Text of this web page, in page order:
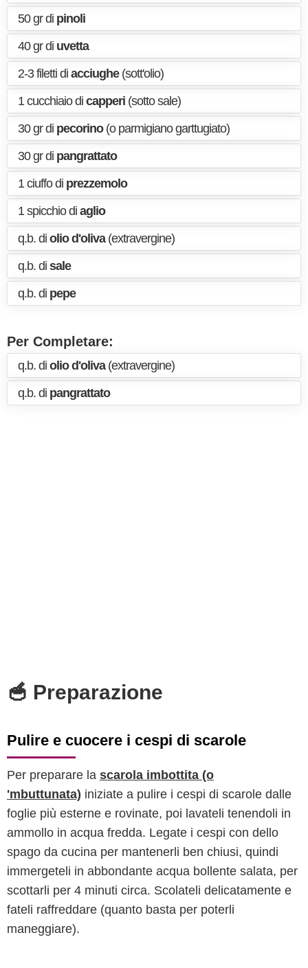
50 gr di pinoli
40 gr di uvetta
2-3 filetti di acciughe(sott'olio)
1 cucchiaio di capperi (sotto sale)
30 gr di pecorino(o parmigiano garttugiato)
30 gr di pangrattato
1 ciuffo di prezzemolo
1 spicchio di aglio
q.b. di olio d'oliva(extravergine)
q.b. di sale
q.b. di pepe
Per Completare:
q.b. di olio d'oliva(extravergine)
q.b. di pangrattato
🥣 Preparazione
Pulire e cuocere i cespi di scarole
Per preparare la scarola imbottita (o
'mbuttunata) iniziate a pulire i cespi di scarole dalle
foglie più esterne e rovinate, poi lavateli tenendoli in
ammollo in acqua fredda. Legate i cespi con dello
spago da cucina per mantenerli ben chiusi, quindi
immergeteli in abbondante acqua bollente salata, per
scottarli per 4 minuti circa. Scolateli delicatamente e
fateli raffreddare (quanto basta per poterli
maneggiare).